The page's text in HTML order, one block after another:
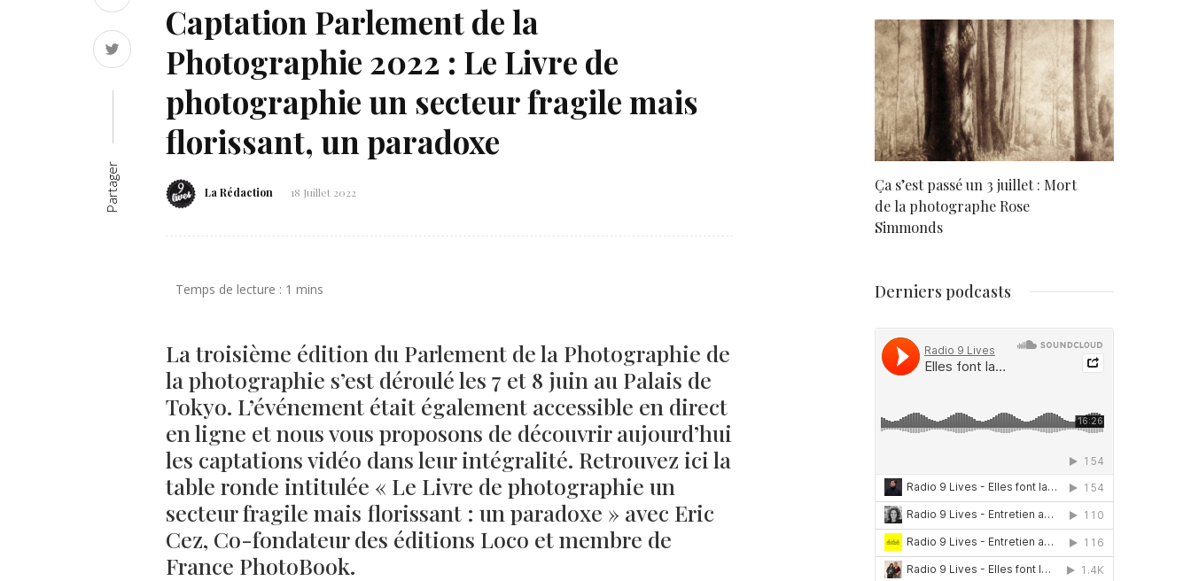
Partager
Captation Parlement de la
Photographie 2022 : Le Livre de
photographie un secteur fragile mais
florissant, un paradoxe
La Rédaction 18 Juillet 2022
La troisième édition du Parlement de la Photographie de
la photographie s’est déroulé les 7 et 8 juin au Palais de
Tokyo. L’événement était également accessible en direct
en ligne et nous vous proposons de découvrir aujourd’hui
les captations vidéo dans leur intégralité. Retrouvez ici la
table ronde intitulée « Le Livre de photographie un
secteur fragile mais florissant : un paradoxe » avec Eric
Cez, Co-fondateur des éditions Loco et membre de
France PhotoBook.
Ça s’est passé un 3 juillet : Mort
de la photographe Rose
Simmonds
Derniers podcasts